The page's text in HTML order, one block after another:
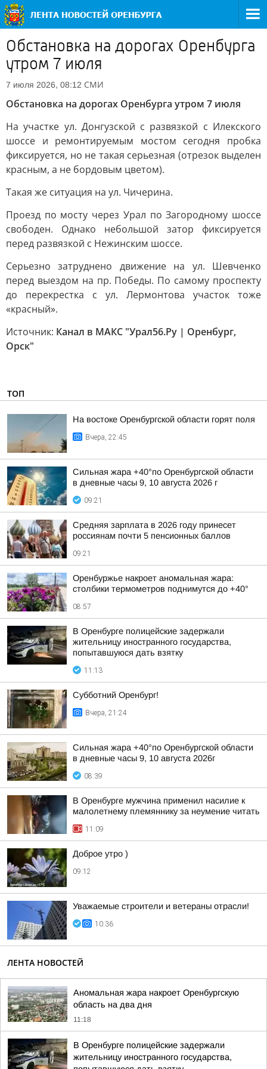
Обстановка на дорогах Оренбурга
утром 7 июля
7 июля 2026, 08:12 СМИ
Обстановка на дорогах Оренбурга утром 7 июля
На участке ул. Донгузской с развязкой с Илекского
шоссе и ремонтируемым мостом сегодня пробка
фиксируется, но не такая серьезная (отрезок выделен
красным, а не бордовым цветом).
Такая же ситуация на ул. Чичерина.
Проезд по мосту через Урал по Загородному шоссе
свободен. Однако небольшой затор фиксируется
перед развязкой с Нежинским шоссе.
Серьезно затруднено движение на ул. Шевченко
перед выездом на пр. Победы. По самому проспекту
до перекрестка с ул. Лермонтова участок тоже
«красный».
Источник: Канал в МАКС "Урал56.Ру | Оренбург,
Орск"
ТОП
На востоке Оренбургской области горят поля
Вчера, 22:45
Сильная жара +40°по Оренбургской области
в дневные часы 9, 10 августа 2026 г
09:21
Средняя зарплата в 2026 году принесет
россиянам почти 5 пенсионных баллов
09:21
Оренбуржье накроет аномальная жара:
столбики термометров поднимутся до +40°
08:57
В Оренбурге полицейские задержали
жительницу иностранного государства,
попытавшуюся дать взятку
11:13
Субботний Оренбург!
Вчера, 21:24
Сильная жара +40°по Оренбургской области
в дневные часы 9, 10 августа 2026г
08:39
В Оренбурге мужчина применил насилие к
малолетнему племяннику за неумение читать
11:09
Доброе утро )
09:12
Уважаемые строители и ветераны отрасли!
10:36
ЛЕНТА НОВОСТЕЙ
Аномальная жара накроет Оренбургскую
область на два дня
11:18
В Оренбурге полицейские задержали
жительницу иностранного государства,